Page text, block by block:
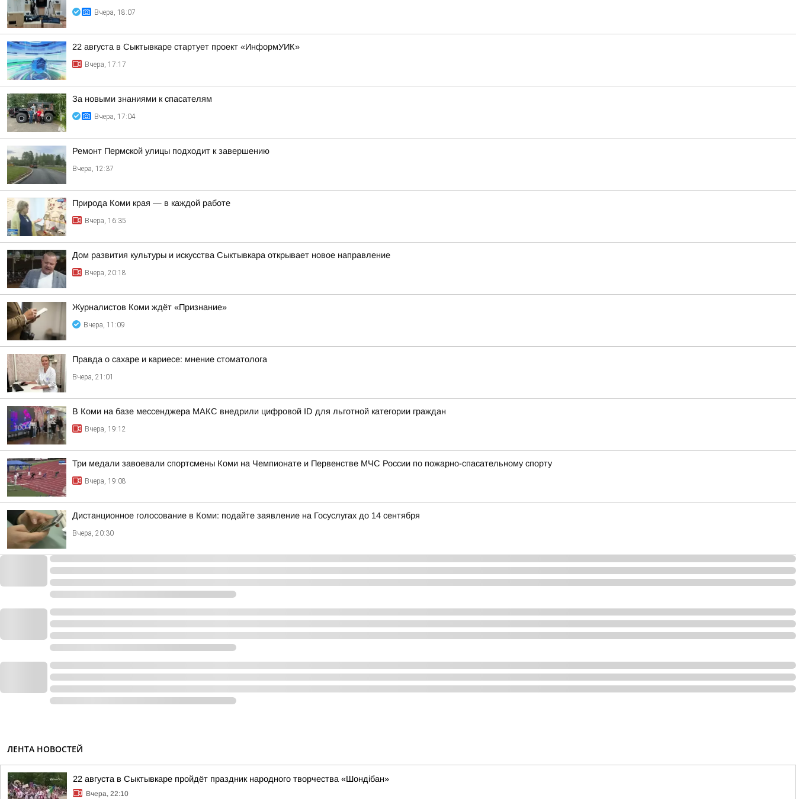
Вчера, 18:07
22 августа в Сыктывкаре стартует проект «ИнформУИК»
Вчера, 17:17
За новыми знаниями к спасателям
Вчера, 17:04
Ремонт Пермской улицы подходит к завершению
Вчера, 12:37
Природа Коми края — в каждой работе
Вчера, 16:35
Дом развития культуры и искусства Сыктывкара открывает новое направление
Вчера, 20:18
Журналистов Коми ждёт «Признание»
Вчера, 11:09
Правда о сахаре и кариесе: мнение стоматолога
Вчера, 21:01
В Коми на базе мессенджера МАКС внедрили цифровой ID для льготной категории граждан
Вчера, 19:12
Три медали завоевали спортсмены Коми на Чемпионате и Первенстве МЧС России по пожарно-спасательному спорту
Вчера, 19:08
Дистанционное голосование в Коми: подайте заявление на Госуслугах до 14 сентября
Вчера, 20:30
ЛЕНТА НОВОСТЕЙ
22 августа в Сыктывкаре пройдёт праздник народного творчества «Шондібан»
Вчера, 22:10